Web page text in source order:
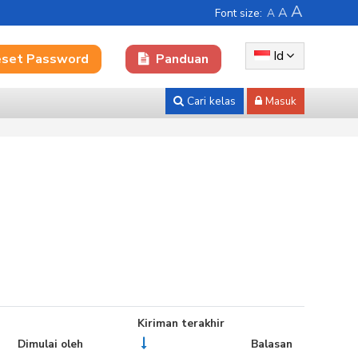
Font size: A AA
Password Panduan Id
Cari kelas Masuk
Dimulai oleh
Kiriman terakhir
Balasan